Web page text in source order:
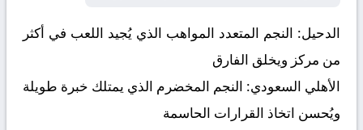
الدحيل: النجم المتعدد المواهب الذي يُجيد اللعب في أكثر
من مركز ويخلق الفارق
الأهلي السعودي: النجم المخضرم الذي يمتلك خبرة طويلة
ويُحسن اتخاذ القرارات الحاسمة